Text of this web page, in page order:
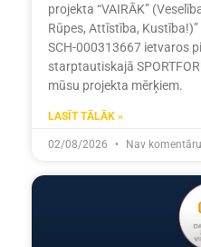
projekta “VAIRĀK”
Rūpes, Attīstība,
SCH-000313667 ietvaros
starptautiskajā
mūsu projekta mērķiem.
LASĪT TĀLĀK »
02/08/2026 Nav komentāru